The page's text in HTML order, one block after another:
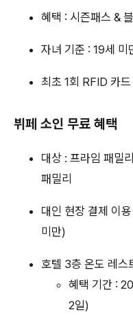
혜택 : 시즌패스 &
자녀 기준 : 19세
최초 1회 RFID 카
뷔페 소인 무료 혜택
대상 : 프라임 패밀
패밀리
대인 현장 결제 이
미만)
호텔 3층 온도 레스
혜택 기간 :
2일)